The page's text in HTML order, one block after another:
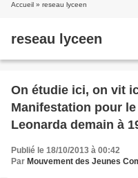
Accueil » reseau lyceen
reseau lyceen
On étudie ici, on vit
Manifestation pour
Leonarda demain à
Publié le 18/10/2013 à 00:42
Par Mouvement des Jeunes